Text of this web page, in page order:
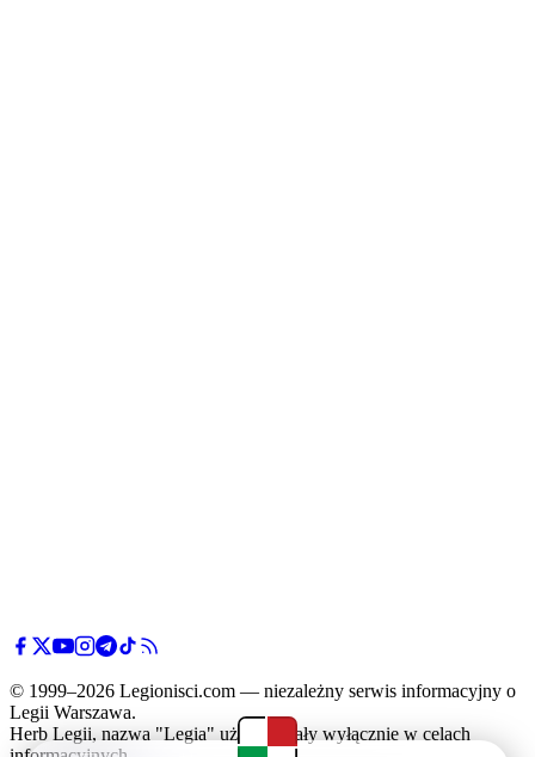
© 1999–2026 Legionisci.com — niezależny serwis informacyjny o
Legii Warszawa.
Herb Legii, nazwa "Legia" użyte zostały wyłącznie w celach